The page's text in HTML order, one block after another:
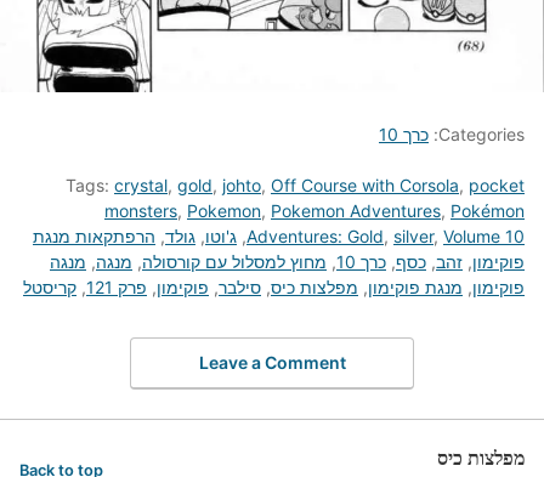
Categories: כרך 10
Tags: crystal, gold, johto, Off Course with Corsola, pocket
monsters, Pokemon, Pokemon Adventures, Pokémon
Adventures: Gold, silver, Volume 10
, ג'וטו, גולד, הרפתקאות מנגת
פוקימון, זהב, כסף, כרך 10 , מחוץ למסלול עם קורסולה, מנגה, מנגה
פוקימון, מנגת פוקימון, מפלצות כיס, סילבר, פוקימון, פרק 121 , קריסטל
Leave a Comment
מפלצות כיס Back to top